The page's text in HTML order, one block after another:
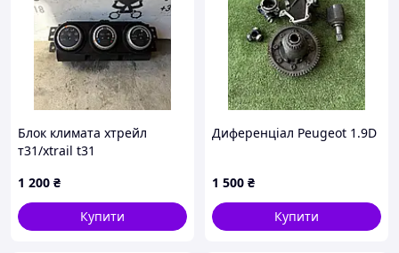
Блок климата хтрейл
т31/xtrail t31
1 200 ₴
Купити
Диференціал Peugeot 1.9D
1 500 ₴
Купити